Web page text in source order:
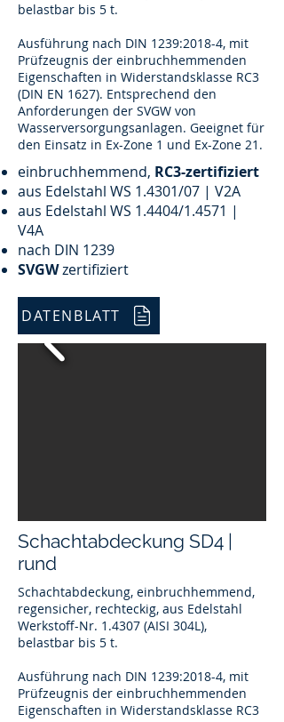
belastbar bis 5 t.
Ausführung nach DIN 1239:2018-4, mit
Prüfzeugnis der einbruchhemmenden
Eigenschaften in Widerstandsklasse RC3
(DIN EN 1627). Entsprechend den
Anforderungen der SVGW von
Wasserversorgungsanlagen. Geeignet für
den Einsatz in Ex-Zone 1 und Ex-Zone 21.
einbruchhemmend, RC3-zertifiziert
aus Edelstahl WS 1.4301/07 | V2A
aus Edelstahl WS 1.4404/1.4571 |
V4A
nach DIN 1239
SVGWzertifiziert
DATENBLATT
Schachtabdeckung SD4 |
rund
Schachtabdeckung, einbruchhemmend,
regensicher, rechteckig, aus Edelstahl
Werkstoff-Nr. 1.4307 (AISI 304L),
belastbar bis 5 t.
Ausführung nach DIN 1239:2018-4, mit
Prüfzeugnis der einbruchhemmenden
Eigenschaften in Widerstandsklasse RC3